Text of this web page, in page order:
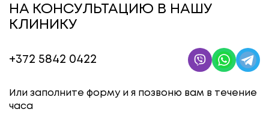
НА КОНСУЛЬТАЦИЮ В НАШУ
КЛИНИКУ
+372 5842 0422
Или заполните форму и я позвоню вам в течение
часа